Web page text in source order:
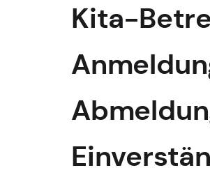
Kita-